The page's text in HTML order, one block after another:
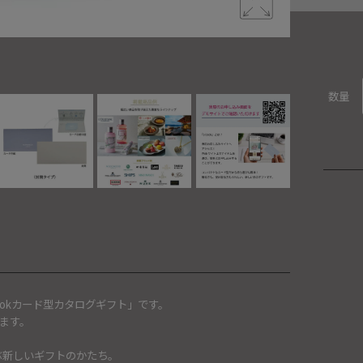
ード型カタログギフト」です。
。
しいギフトのかたち。
数量